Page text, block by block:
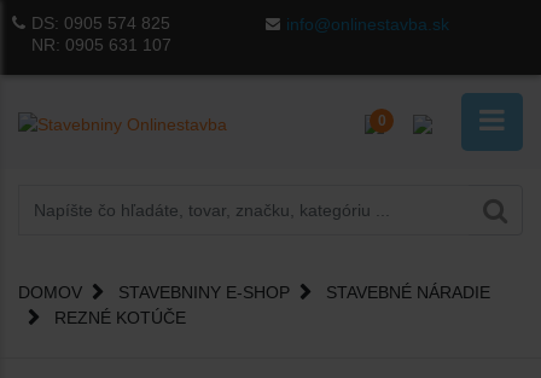
DS: 0905 574 825
NR: 0905 631 107
info@onlinestavba.sk
0
DOMOV STAVEBNINY E-SHOP
STAVEBNÉ NÁRADIE
REZNÉ KOTÚČE